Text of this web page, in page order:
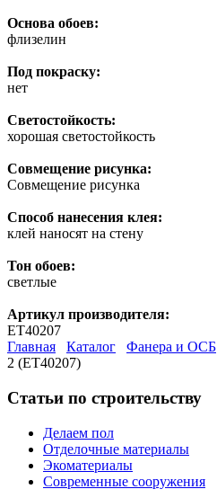
Основа обоев:
флизелин
Под покраску:
нет
Светостойкость:
хорошая светостойкость
Совмещение рисунка:
Совмещение рисунка
Способ нанесения клея:
клей наносят на стену
Тон обоев:
светлые
Артикул производителя:
ET40207
Главная
Каталог Фанера и ОСБ
2 (ET40207)
Статьи по строительству
Делаем пол
Отделочные материалы
Экоматериалы
Современные сооружения